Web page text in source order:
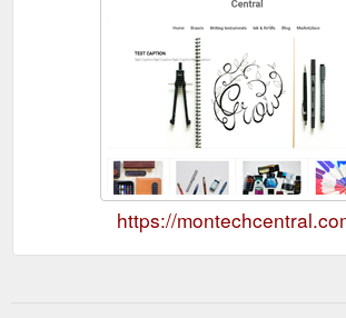
https://